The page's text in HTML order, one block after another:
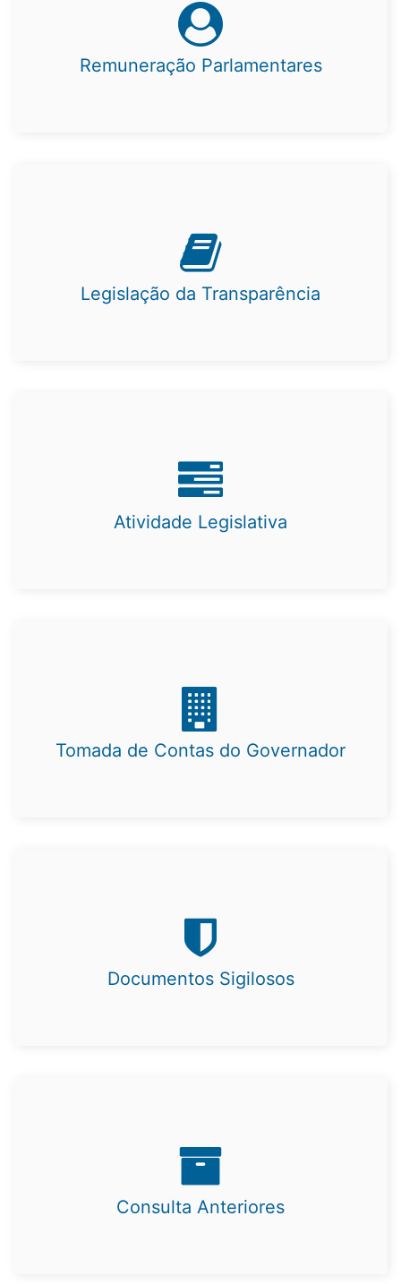
Remuneração Parlamentares
Legislação da Transparência
Atividade Legislativa
Tomada de Contas do Governador
Documentos Sigilosos
Consulta Anteriores